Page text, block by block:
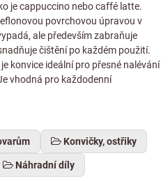
je cappuccino nebo caffé latte.
povrchovou úpravou v
ale především zabraňuje
čištění po každém použití.
konvice ideální pro přesné nalévání
vhodná pro každodenní
Konvičky, ostřiky
Náhradní díly